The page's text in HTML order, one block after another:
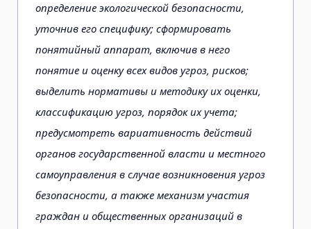
определение экологической безопасности,
уточнив его специфику; сформировать
понятийный аппарат, включив в него
понятие и оценку всех видов угроз, рисков;
выделить нормативы и методику их оценки,
классификацию угроз, порядок их учета;
предусмотреть вариативность действий
органов государственной власти и местного
самоуправления в случае возникновения угроз
безопасности, а также механизм участия
граждан и общественных организаций в